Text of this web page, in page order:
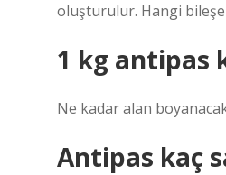
oluşturulur. Hangi
1 kg antipas
Ne kadar alan
Antipas kaç